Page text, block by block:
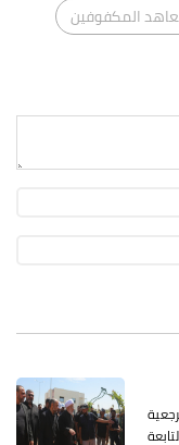
المكفوفين